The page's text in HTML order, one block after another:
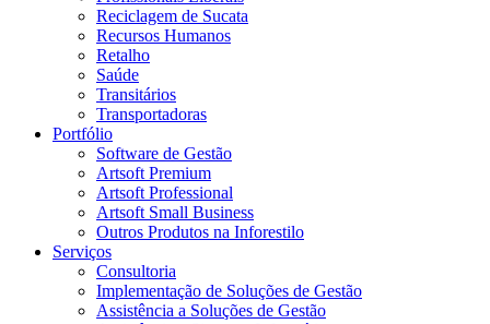
Reciclagem de Sucata
Recursos Humanos
Retalho
Saúde
Transitários
Transportadoras
Portfólio
Software de Gestão
Artsoft Premium
Artsoft Professional
Artsoft Small Business
Outros Produtos na Inforestilo
Serviços
Consultoria
Implementação de Soluções de Gestão
Assistência a Soluções de Gestão